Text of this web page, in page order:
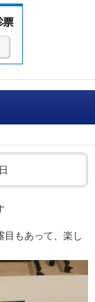
目もあって、楽し